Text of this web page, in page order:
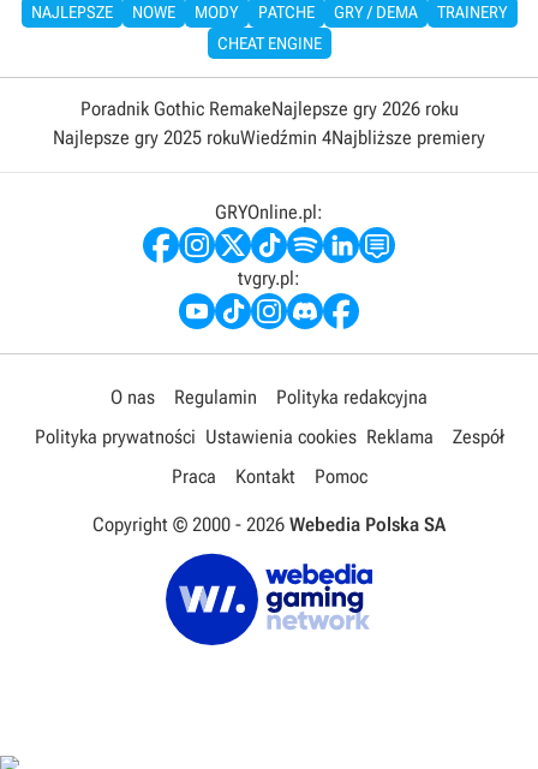
NAJLEPSZE NOWE MODY PATCHE GRY / DEMA
TRAINERY
CHEAT ENGINE
Poradnik Gothic RemakeNajlepsze gry 2026 roku
Najlepsze gry 2025 rokuWiedźmin 4Najbliższe premiery
GRYOnline.pl:
tvgry.pl:
O nas Regulamin
Polityka redakcyjna
Polityka prywatności Ustawienia cookies Reklama
Zespół
Praca
Kontakt Pomoc
Copyright © 2000 - 2026 Webedia Polska SA